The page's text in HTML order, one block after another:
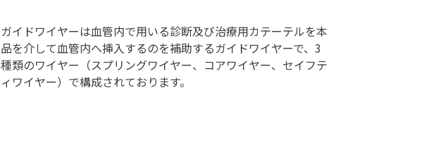
ガイドワイヤーは血管内で用いる診断及び治療用カテーテルを本
品を介して血管内へ挿入するのを補助するガイドワイヤーで、3
種類のワイヤー（スプリングワイヤー、コアワイヤー、セイフテ
ィワイヤー）で構成されております。